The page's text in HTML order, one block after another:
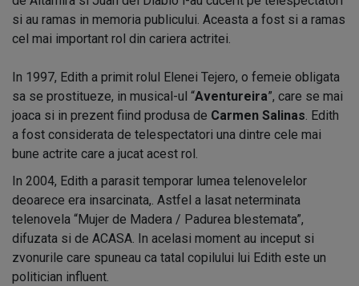
si au ramas in memoria publicului. Aceasta a fost si a ramas
cel mai important rol din cariera actritei.
In 1997, Edith a primit rolul Elenei Tejero, o femeie obligata
sa se prostitueze, in musical-ul “Aventureira”, care se mai
joaca si in prezent fiind produsa de Carmen Salinas. Edith
a fost considerata de telespectatori una dintre cele mai
bune actrite care a jucat acest rol.
In 2004, Edith a parasit temporar lumea telenovelelor
deoarece era insarcinata,. Astfel a lasat neterminata
telenovela “Mujer de Madera / Padurea blestemata”,
difuzata si de ACASA. In acelasi moment au inceput si
zvonurile care spuneau ca tatal copilului lui Edith este un
politician influent.